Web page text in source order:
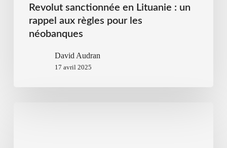
Revolut sanctionnée en Lituanie : un
rappel aux règles pour les
néobanques
David Audran
17 avril 2025